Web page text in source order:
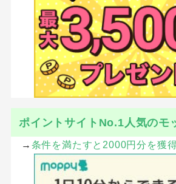
ポイントサイトNo.1人気のモ
→ 条件を満たすと2000円分を獲